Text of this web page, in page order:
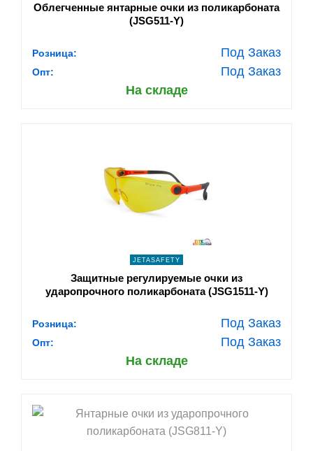
Облегченные янтарные очки из поликарбоната
(JSG511-Y)
Розница: Под Заказ
Опт:
Под Заказ
На складе
navigate_next
ПОДРОБНЕЕ
JETASAFETY
Защитные регулируемые очки из
ударопрочного поликарбоната (JSG1511-Y)
Розница: Под Заказ
Опт:
Под Заказ
На складе
shopping_cart В КОРЗИНУ